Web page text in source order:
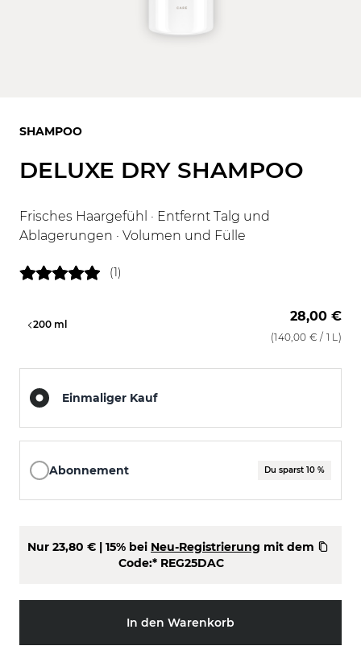
SHAMPOO
DELUXE DRY SHAMPOO
Frisches Haargefühl · Entfernt Talg und
Ablagerungen · Volumen und Fülle
(1)
200 ml
28,00 €
(140,00 € / 1 L)
Einmaliger Kauf
Abonnement Du sparst 10 %
Nur 23,80 € | 15% bei Neu-Registrierung mit dem
Code:* REG25DAC
In den Warenkorb